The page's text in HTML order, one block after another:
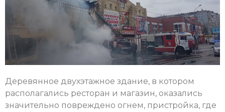
Деревянное двухэтажное здание, в котором
располагались ресторан и магазин, оказались
значительно повреждено огнем, пристройка, где